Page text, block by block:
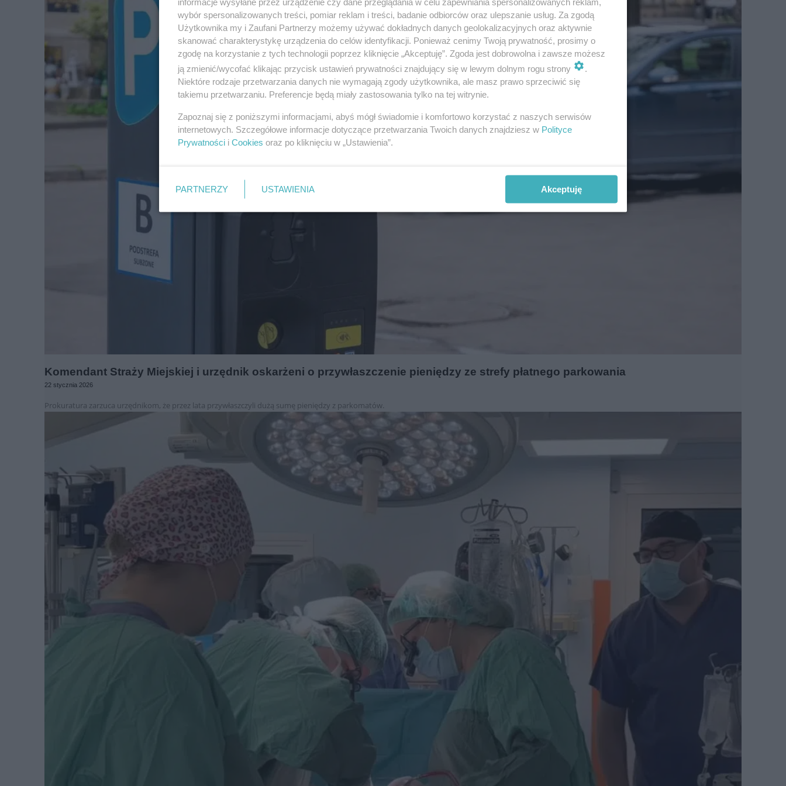
Komendant Straży Miejskiej i urzędnik oskarżeni o przywłaszczenie pieniędzy ze strefy płatnego parkowania
22 stycznia 2026
Prokuratura zarzuca urzędnikom, że przez lata przywłaszczyli dużą sumę pieniędzy z parkomatów.
wybór spersonalizowanych treści, pomiar reklam i treści, badanie odbiorców oraz ulepszanie usług. Za zgodą
Użytkownika my i Zaufani Partnerzy możemy używać dokładnych danych geolokalizacyjnych oraz aktywnie
skanować charakterystykę urządzenia do celów identyfikacji. Ponieważ cenimy Twoją prywatność, prosimy o
zgodę na korzystanie z tych technologii poprzez kliknięcie „Akceptuję”. Zgoda jest dobrowolna i zawsze możesz
ją zmienić/wycofać klikając przycisk ustawień prywatności znajdujący się w lewym dolnym rogu strony
.
Niektóre rodzaje przetwarzania danych nie wymagają zgody użytkownika, ale masz prawo sprzeciwić się
takiemu przetwarzaniu. Preferencje będą miały zastosowania tylko na tej witrynie.
Zapoznaj się z poniższymi informacjami, abyś mógł świadomie i komfortowo korzystać z naszych serwisów
internetowych. Szczegółowe informacje dotyczące przetwarzania Twoich danych znajdziesz w Polityce
Prywatności i Cookies oraz po kliknięciu w „Ustawienia”.
PARTNERZY USTAWIENIA Akceptuję